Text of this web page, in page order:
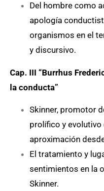
Del hombre como
apología
organismos en el
y discursivo.
Cap. III “Burrhus
la conducta”
Skinner, promotor
prolífico y evolutivo
aproximación
El tratamiento y
sentimientos en la
Skinner.